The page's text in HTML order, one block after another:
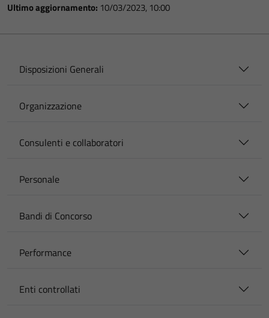
Ultimo aggiornamento: 10/03/2023, 10:00
Disposizioni Generali
Organizzazione
Consulenti e collaboratori
Personale
Bandi di Concorso
Performance
Enti controllati